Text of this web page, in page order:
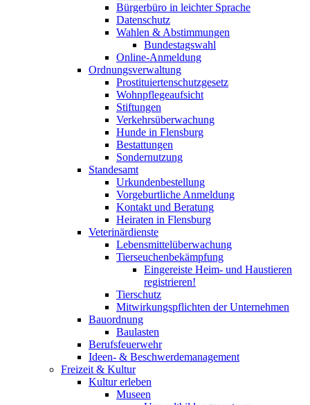
Bürgerbüro in leichter Sprache
Datenschutz
Wahlen & Abstimmungen
Bundestagswahl
Online-Anmeldung
Ordnungsverwaltung
Prostituiertenschutzgesetz
Wohnpflegeaufsicht
Stiftungen
Verkehrsüberwachung
Hunde in Flensburg
Bestattungen
Sondernutzung
Standesamt
Urkundenbestellung
Vorgeburtliche Anmeldung
Kontakt und Beratung
Heiraten in Flensburg
Veterinärdienste
Lebensmittelüberwachung
Tierseuchenbekämpfung
Eingereiste Heim- und Haustieren
registrieren!
Tierschutz
Mitwirkungspflichten der Unternehmen
Bauordnung
Baulasten
Berufsfeuerwehr
Ideen- & Beschwerdemanagement
Freizeit & Kultur
Kultur erleben
Museen